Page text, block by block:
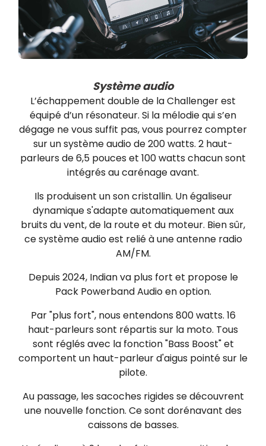
Système audio
L’échappement double de la Challenger est
équipé d’un résonateur. Si la mélodie qui s’en
dégage ne vous suffit pas, vous pourrez compter
sur un système audio de 200 watts. 2 haut-
parleurs de 6,5 pouces et 100 watts chacun sont
intégrés au carénage avant.
Ils produisent un son cristallin. Un égaliseur
dynamique s'adapte automatiquement aux
bruits du vent, de la route et du moteur. Bien sûr,
ce système audio est relié à une antenne radio
AM/FM.
Depuis 2024, Indian va plus fort et propose le
Pack Powerband Audio en option.
Par "plus fort", nous entendons 800 watts. 16
haut-parleurs sont répartis sur la moto. Tous
sont réglés avec la fonction "Bass Boost" et
comportent un haut-parleur d'aigus pointé sur le
pilote.
Au passage, les sacoches rigides se découvrent
une nouvelle fonction. Ce sont dorénavant des
caissons de basses.